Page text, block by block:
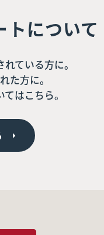
トについて
ている方に。
た方に。
はこちら。